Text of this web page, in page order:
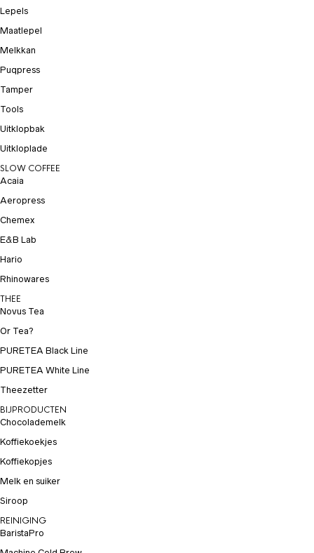
Lepels
Maatlepel
Melkkan
Puqpress
Tamper
Tools
Uitklopbak
Uitkloplade
SLOW COFFEE
Acaia
Aeropress
Chemex
E&B Lab
Hario
Rhinowares
THEE
Novus Tea
Or Tea?
PURETEA Black Line
PURETEA White Line
Theezetter
BIJPRODUCTEN
Chocolademelk
Koffiekoekjes
Koffiekopjes
Melk en suiker
Siroop
REINIGING
BaristaPro